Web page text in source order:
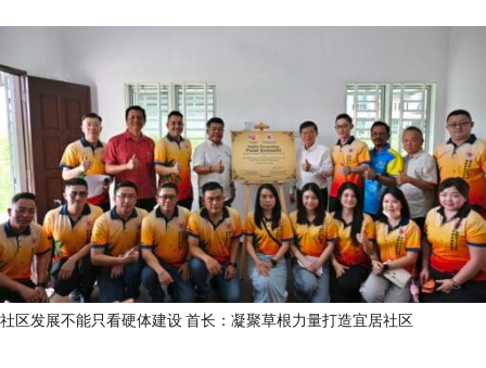
社区发展不能只看硬体建设 首长：凝聚草根力量打造宜居社区